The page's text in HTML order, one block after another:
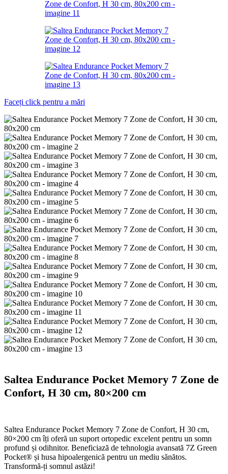
Faceți click pentru a mări
Saltea Endurance Pocket Memory 7 Zone de
Confort, H 30 cm, 80×200 cm
Saltea Endurance Pocket Memory 7 Zone de Confort, H 30 cm,
80×200 cm îți oferă un suport ortopedic excelent pentru un somn
profund și odihnitor. Beneficiază de tehnologia avansată 7Z Green
Pocket® și husa hipoalergenică pentru un mediu sănătos.
Transformă-ți somnul astăzi!